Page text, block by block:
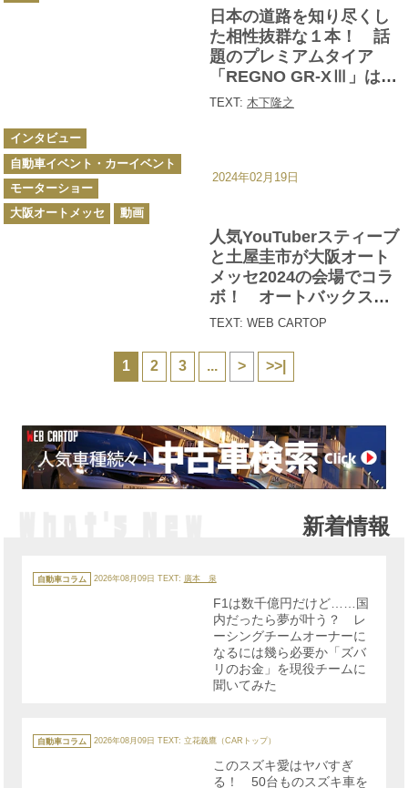
日本の道路を知り尽くし
た相性抜群な１本！ 話
題のプレミアムタイア
「REGNO GR-XⅢ」はプ
レミアムタイヤ日本代表
TEXT: 木下隆之
人気YouTuberスティーブ
と土屋圭市が大阪オート
メッセ2024の会場でコラ
ボ！ オートバックスブ
ースとスーパーGTブース
TEXT: WEB CARTOP
カ
テ
ゴ
リ
ー
インタビュー
自動車イベント・カーイベント
モーターショー
大阪オートメッセ
動画
2024年02月19日
1 2 3 ... > >>|
新着情報
テ
ゴ
自動車コラム 2026年08月09日 TEXT: 廣本 泉
F1は数千億円だけど……国
内だったら夢が叶う？ レ
ーシングチームオーナーに
なるには幾ら必要か「ズバ
リのお金」を現役チームに
聞いてみた
テ
ゴ
自動車コラム 2026年08月09日 TEXT: 立花義鷹（CARトップ）
このスズキ愛はヤバすぎ
る！ 50台ものスズキ車を